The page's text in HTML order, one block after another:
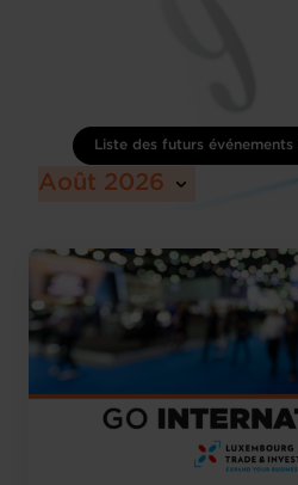
Août 2026
Liste des futurs événements